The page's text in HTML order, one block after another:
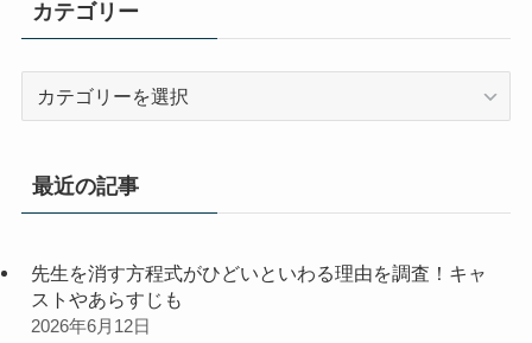
カテゴリー
リ
最近の記事
先生を消す方程式がひどいといわる理由を調査！キャ
ストやあらすじも
2026年6月12日